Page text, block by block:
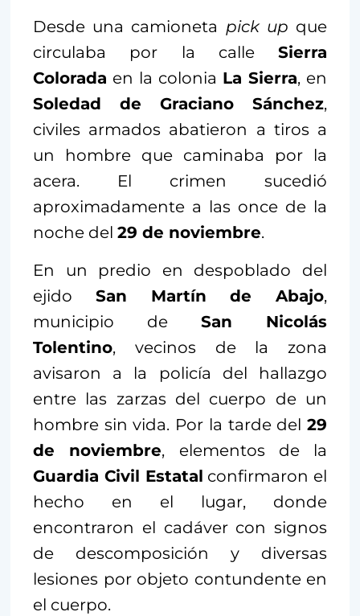
Desde una camioneta pick up que
circulaba por la calle Sierra
Colorada en la colonia La Sierra, en
Soledad de Graciano Sánchez,
civiles armados abatieron a tiros a
un hombre que caminaba por la
acera. El crimen sucedió
aproximadamente a las once de la
noche del 29 de noviembre.
En un predio en despoblado del
ejido San Martín de Abajo,
municipio de San Nicolás
Tolentino, vecinos de la zona
avisaron a la policía del hallazgo
entre las zarzas del cuerpo de un
hombre sin vida. Por la tarde del 29
de noviembre, elementos de la
Guardia Civil Estatal confirmaron el
hecho en el lugar, donde
encontraron el cadáver con signos
de descomposición y diversas
lesiones por objeto contundente en
el cuerpo.